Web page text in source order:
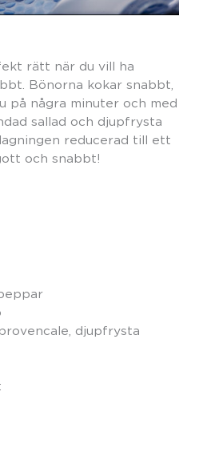
rätt när du vill ha
Bönorna kokar snabbt,
på några minuter och med
sallad och djupfrysta
reducerad till ett
och snabbt!
djupfrysta